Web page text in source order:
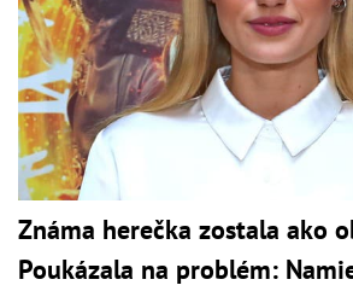
Známa herečka zostala ako
Poukázala na problém: